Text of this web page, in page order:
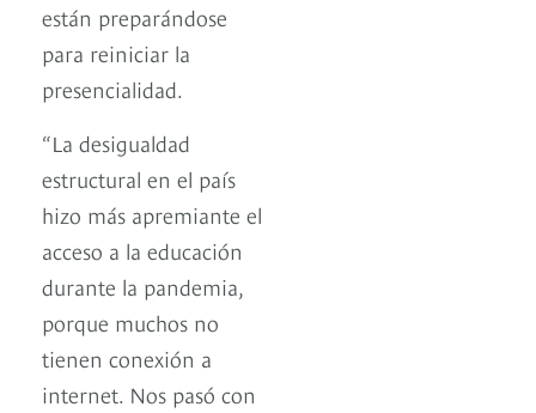
están preparándose
para reiniciar la
presencialidad.
“La desigualdad
estructural en el país
hizo más apremiante el
acceso a la educación
durante la pandemia,
porque muchos no
tienen conexión a
internet. Nos pasó con